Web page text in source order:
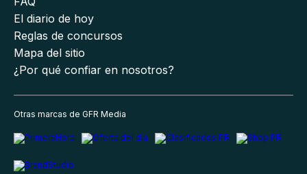
El diario de hoy
Reglas de concursos
Mapa del sitio
¿Por qué confiar en nosotros?
Otras marcas de GFR Media